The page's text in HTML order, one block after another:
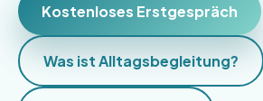
Kostenloses Erstgespräch
Was ist Alltagsbegleitung?